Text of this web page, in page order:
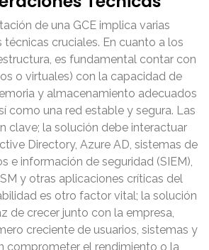
de una GCE implica varias
técnicas cruciales. En cuanto a los
es fundamental contar con
o virtuales) con la capacidad de
y almacenamiento adecuados
como una red estable y segura. Las
clave; la solución debe interactuar
Directory, Azure AD, sistemas de
e información de seguridad (SIEM),
y otras aplicaciones críticas del
es otro factor vital; la solución
de crecer junto con la empresa,
creciente de usuarios, sistemas y
comprometer el rendimiento o la